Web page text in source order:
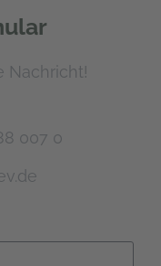
Nachricht!
007 0